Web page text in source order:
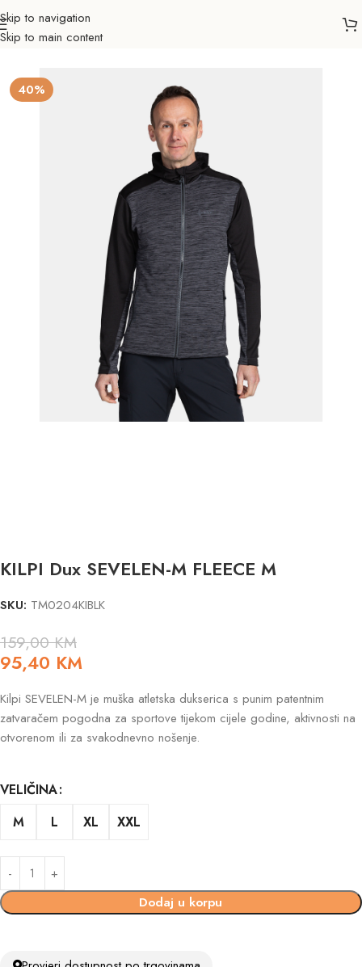
Skip to navigation
Skip to main content
Početna Outdoor
40%
KILPI Dux SEVELEN-M FLEECE M
SKU: TM0204KIBLK
159,00KM
95,40 KM
Kilpi SEVELEN-M je muška atletska dukserica s punim patentnim
zatvaračem pogodna za sportove tijekom cijele godine, aktivnosti na
otvorenom ili za svakodnevno nošenje.
VELIČINA
M
L XL XXL
Dodaj u korpu